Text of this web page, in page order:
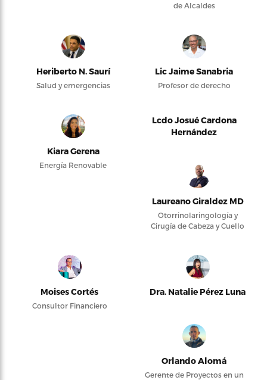
de Alcaldes
Heriberto N. Saurí
Salud y emergencias
Lic Jaime Sanabria
Profesor de derecho
Kiara Gerena
Energía Renovable
Lcdo Josué Cardona
Hernández
Laureano Giraldez MD
Otorrinolaringología y
Cirugía de Cabeza y Cuello
Moises Cortés
Consultor Financiero
Dra. Natalie Pérez Luna
Orlando Alomá
Gerente de Proyectos en un